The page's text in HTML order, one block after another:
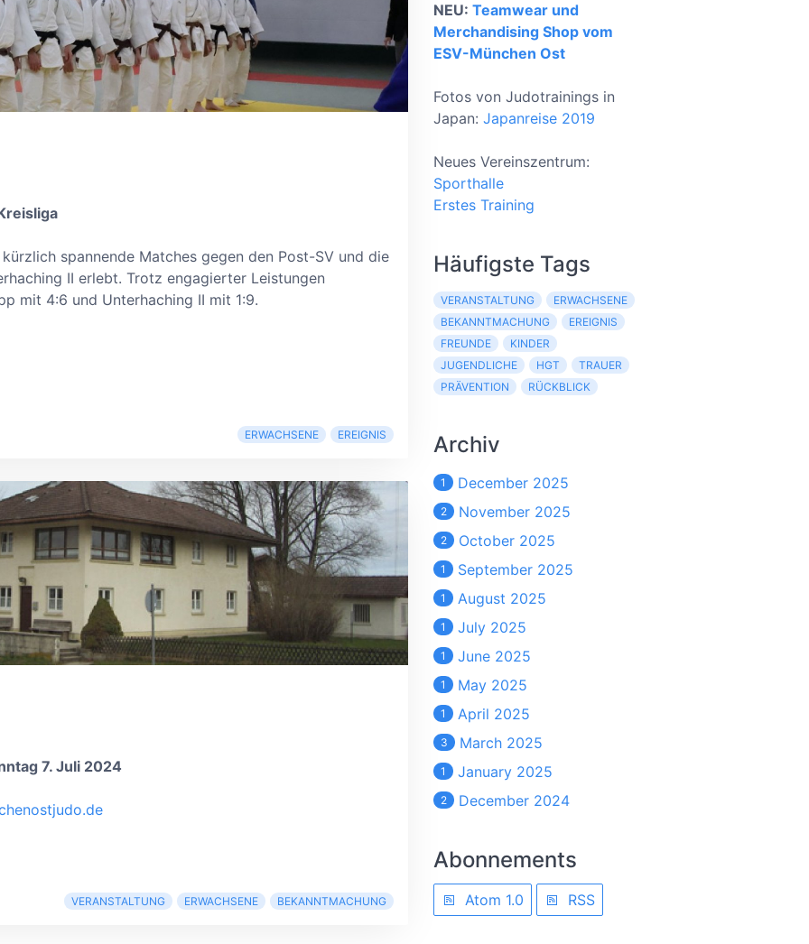
spannende Matches gegen den Post-SV und die
II erlebt. Trotz engagierter Leistungen
mit 4:6 und Unterhaching II mit 1:9.
ERWACHSENE EREIGNIS
7. Juli 2024
VERANSTALTUNG ERWACHSENE BEKANNTMACHUNG
NEU: Teamwear und
Merchandising Shop vom
ESV-München Ost
Fotos von Judotrainings in
Japan: Japanreise 2019
Neues Vereinszentrum:
Sporthalle
Erstes Training
Häufigste Tags
VERANSTALTUNG
ERWACHSENE
BEKANNTMACHUNG
EREIGNIS
FREUNDE
KINDER
JUGENDLICHE
HGT
TRAUER
PRÄVENTION
RÜCKBLICK
Archiv
1 December 2025
2 November 2025
2 October 2025
1 September 2025
1 August 2025
1 July 2025
1 June 2025
1 May 2025
1 April 2025
3 March 2025
1 January 2025
2 December 2024
Abonnements
Atom 1.0 RSS